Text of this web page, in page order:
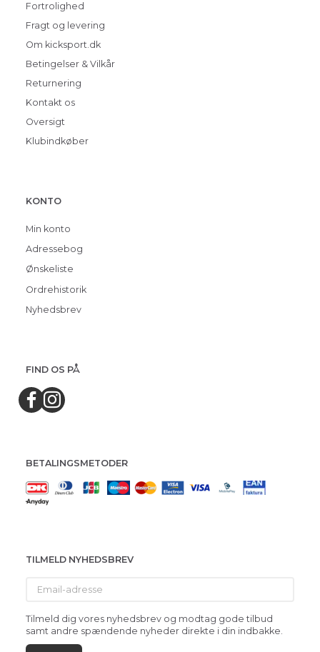
Fortrolighed
Fragt og levering
Om kicksport.dk
Betingelser & Vilkår
Returnering
Kontakt os
Oversigt
Klubindkøber
KONTO
Min konto
Adressebog
Ønskeliste
Ordrehistorik
Nyhedsbrev
FIND OS PÅ
BETALINGSMETODER
TILMELD NYHEDSBREV
adresse
Tilmeld dig vores nyhedsbrev og modtag gode tilbud
samt andre spændende nyheder direkte i din indbakke.